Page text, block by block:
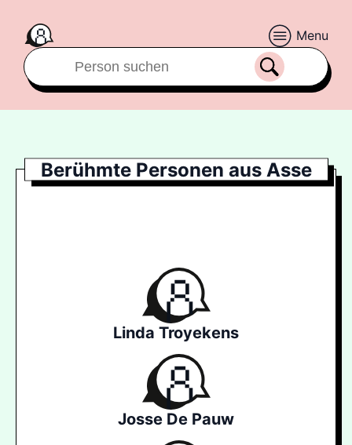
Menu
Berühmte Personen aus Asse
Linda Troyekens
Josse De Pauw